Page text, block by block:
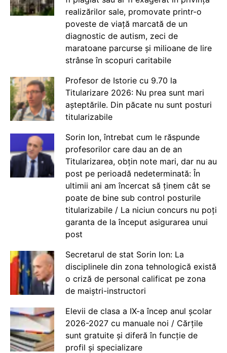
realizărilor sale, promovate printr-o
poveste de viață marcată de un
diagnostic de autism, zeci de
maratoane parcurse și milioane de lire
strânse în scopuri caritabile
Profesor de Istorie cu 9.70 la
Titularizare 2026: Nu prea sunt mari
așteptările. Din păcate nu sunt posturi
titularizabile
Sorin Ion, întrebat cum le răspunde
profesorilor care dau an de an
Titularizarea, obțin note mari, dar nu au
post pe perioadă nedeterminată: În
ultimii ani am încercat să ținem cât se
poate de bine sub control posturile
titularizabile / La niciun concurs nu poți
garanta de la început asigurarea unui
post
Secretarul de stat Sorin Ion: La
disciplinele din zona tehnologică există
o criză de personal calificat pe zona
de maiștri-instructori
Elevii de clasa a IX-a încep anul școlar
2026-2027 cu manuale noi / Cărțile
sunt gratuite și diferă în funcție de
profil și specializare